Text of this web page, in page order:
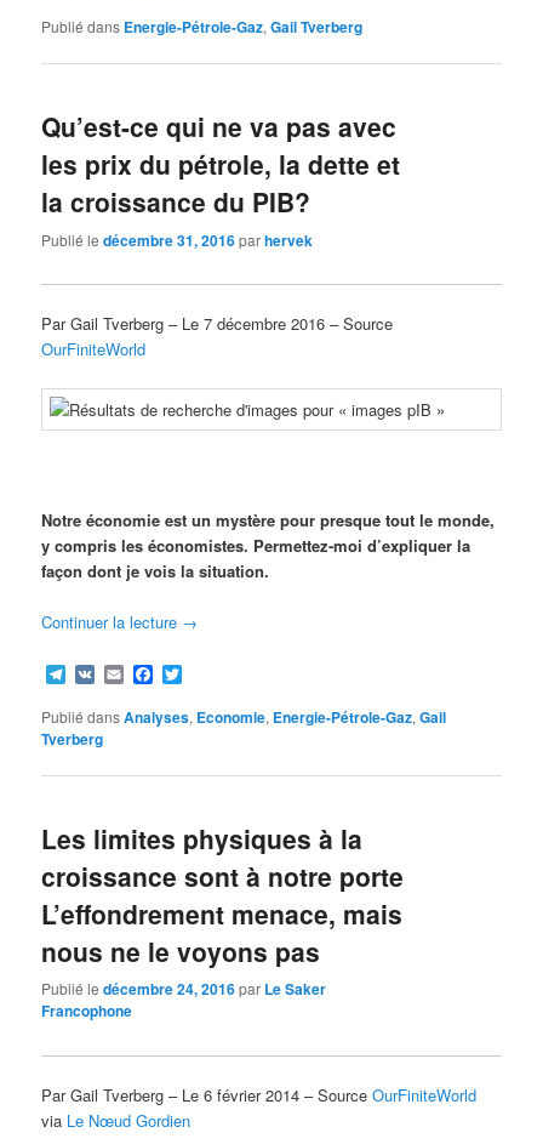
Publié dans Energie-Pétrole-Gaz,Gail Tverberg
Qu’est-ce qui ne va pas avec
les prix du pétrole, la dette et
la croissance du PIB?
Publié ledécembre 31, 2016parhervek
Par Gail Tverberg – Le 7 décembre 2016 – Source
OurFiniteWorld
Notre économie est un mystère pour presque tout le monde,
y compris les économistes. Permettez-moi d’expliquer la
façon dont je vois la situation.
Continuer la lecture →
Telegram
VK EmailFacebook
Publié dansAnalyses, Economie, Energie-Pétrole-Gaz,Gail
Tverberg
Les limites physiques à la
croissance sont à notre porte
L’effondrement menace, mais
nous ne le voyons pas
Publié ledécembre 24, 2016par Le Saker
Francophone
Par Gail Tverberg – Le 6 février 2014 – SourceOurFiniteWorld
via Le Nœud Gordien